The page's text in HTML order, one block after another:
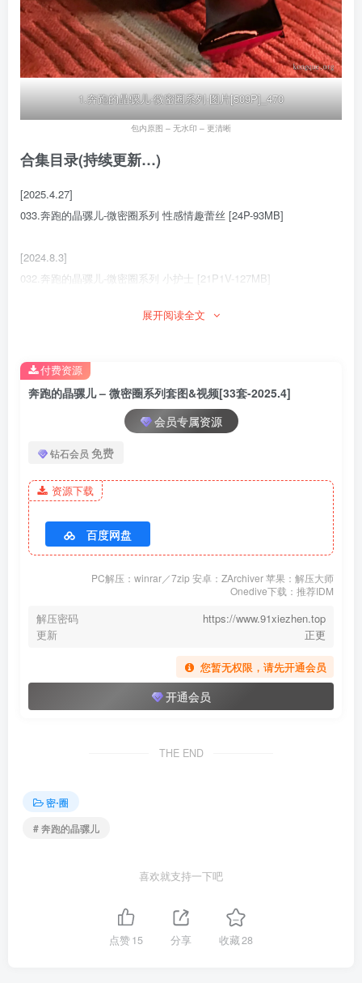
1.奔跑的晶骡儿-微密圈系列-图片[509P]_470
包内原图 – 无水印 – 更清晰
合集目录(持续更新…)
[2025.4.27]
033.奔跑的晶骡儿-微密圈系列 性感情趣蕾丝 [24P-93MB]
[2024.8.3]
032.奔跑的晶骡儿-微密圈系列 小护士 [21P1V-127MB]
[5.16]
030.奔跑的晶骡儿-微密圈系列 黑红情趣 [67P／748MB]
[5.10]
[5.4]
028.奔跑的晶骡儿-微密圈系列 诱惑味十足 [26P／249MB]
027.奔跑的晶骡儿-微密圈系列 皮衣蕾丝 [12P／27MB]
[2024.2.4]
026.奔跑的晶骡儿-微密圈系列 红色蝴蝶小neinei[85P／391MB]
[10.27更1]
022.奔跑的晶骡儿-微密圈系列 红色皮裤+丝袜 [52P／523MB]
展开阅读全文
奔跑的晶骡儿 – 微密圈系列套图&视频[33套-2025.4]
会员专属资源
钻石会员 免费
资源下载
百度网盘
PC解压：winrar／7zip 安卓：ZArchiver 苹果：解压大师
Onedive下载：推荐IDM
解压密码
https://www.91xiezhen.top
更新
正更
您暂无权限，请先开通会员
开通会员
付费资源
THE END
密⋅圈
# 奔跑的晶骡儿
喜欢就支持一下吧
点赞15 分享 收藏28